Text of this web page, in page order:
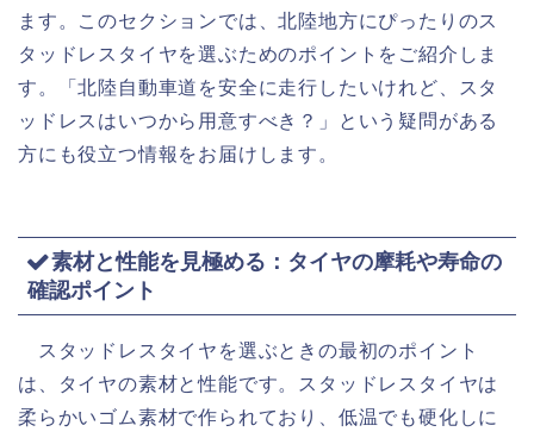
ます。このセクションでは、北陸地方にぴったりのス
タッドレスタイヤを選ぶためのポイントをご紹介しま
す。「北陸自動車道を安全に走行したいけれど、スタ
ッドレスはいつから用意すべき？」という疑問がある
方にも役立つ情報をお届けします。
素材と性能を見極める：タイヤの摩耗や寿命の
確認ポイント
スタッドレスタイヤを選ぶときの最初のポイント
は、タイヤの素材と性能です。スタッドレスタイヤは
柔らかいゴム素材で作られており、低温でも硬化しに